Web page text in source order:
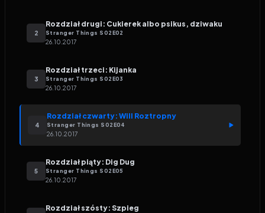
2
Rozdział drugi: Cukierek albo psikus, dziwaku
Stranger Things S02E02
26.10.2017
3
Rozdział trzeci: Kijanka
Stranger Things S02E03
26.10.2017
4
Rozdział czwarty: Will Roztropny
Stranger Things S02E04
26.10.2017
5
Rozdział piąty: Dig Dug
Stranger Things S02E05
26.10.2017
Rozdział szósty: Szpieg